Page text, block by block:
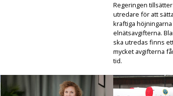
Regeringen
utredare för att
kraftiga höjningarna
elnätsavgifterna.
ska utredas finns
mycket avgifterna
tid.